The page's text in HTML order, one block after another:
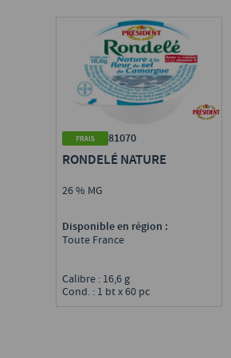
81070
RONDELÉ NATURE
26 % MG
Disponible en région :
Toute France
Calibre : 16,6 g
Cond. : 1 bt x 60 pc